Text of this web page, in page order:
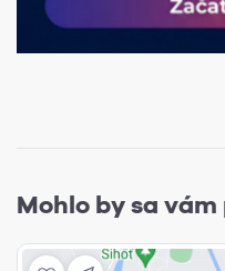
Mohlo by sa